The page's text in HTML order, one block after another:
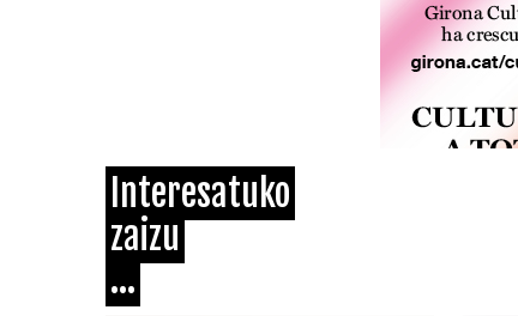
Interesatuko
zaizu
...